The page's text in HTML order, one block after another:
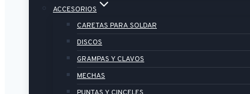
ACCESORIOS
CARETAS PARA SOLDAR
DISCOS
GRAMPAS Y CLAVOS
MECHAS